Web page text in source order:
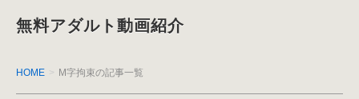
無料アダルト動画紹介
HOME M字拘束の記事一覧